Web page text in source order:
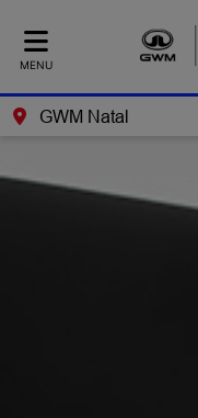
MENU
GWM Natal